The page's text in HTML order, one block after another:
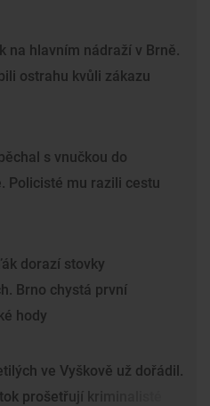
na hlavním nádraží v Brně.
ostrahu kvůli zákazu
s vnučkou do
Policisté mu razili cestu
dorazí stovky
Brno chystá první
hody
ve Vyškově už dořádil.
prošetřují kriminalisté